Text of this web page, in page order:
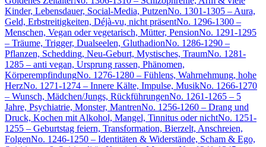
Kinder, Lebensdauer, Social-Media, PutzenNo. 1301-1305 – Aura,
Geld, Erbstreitigkeiten, Déjà-vu, nicht präsentNo. 1296-1300 –
Menschen, Vegan oder vegetarisch, Mütter, PensionNo. 1291-1295
– Träume, Trigger, Dualseelen, GluthadionNo. 1286-1290 –
Pflanzen, Schedding, Neu-Geburt, Mystisches, TraumNo. 1281-
1285 – anti vegan, Ursprung rassen, Phänomen,
KörperempfindungNo. 1276-1280 – Fühlens, Wahrnehmung, hohe
HerzNo. 1271-1274 – Innere Kälte, Impulse, MusikNo. 1266-1270
– Wunsch, Mädchen/Jungs, RückführungenNo. 1261-1265 – 5
Jahre, Psychiatrie, Monster, MantrenNo. 1256-1260 – Drang und
Druck, Kochen mit Alkohol, Mangel, Tinnitus oder nichtNo. 1251-
1255 – Geburtstag feiern, Transformation, Bierzelt, Anschreien,
FolgenNo. 1246-1250 – Identitäten & Widerstände, Scham & Ego,